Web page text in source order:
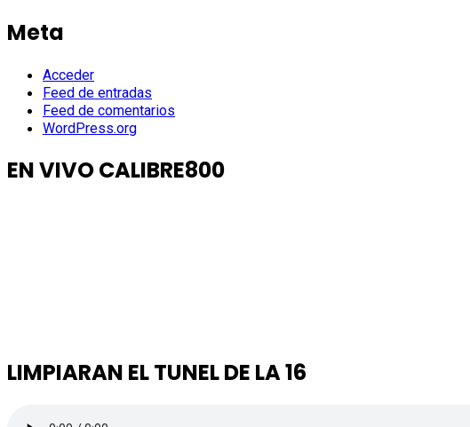
Meta
Acceder
Feed de entradas
Feed de comentarios
WordPress.org
EN VIVO CALIBRE800
LIMPIARAN EL TUNEL DE LA 16